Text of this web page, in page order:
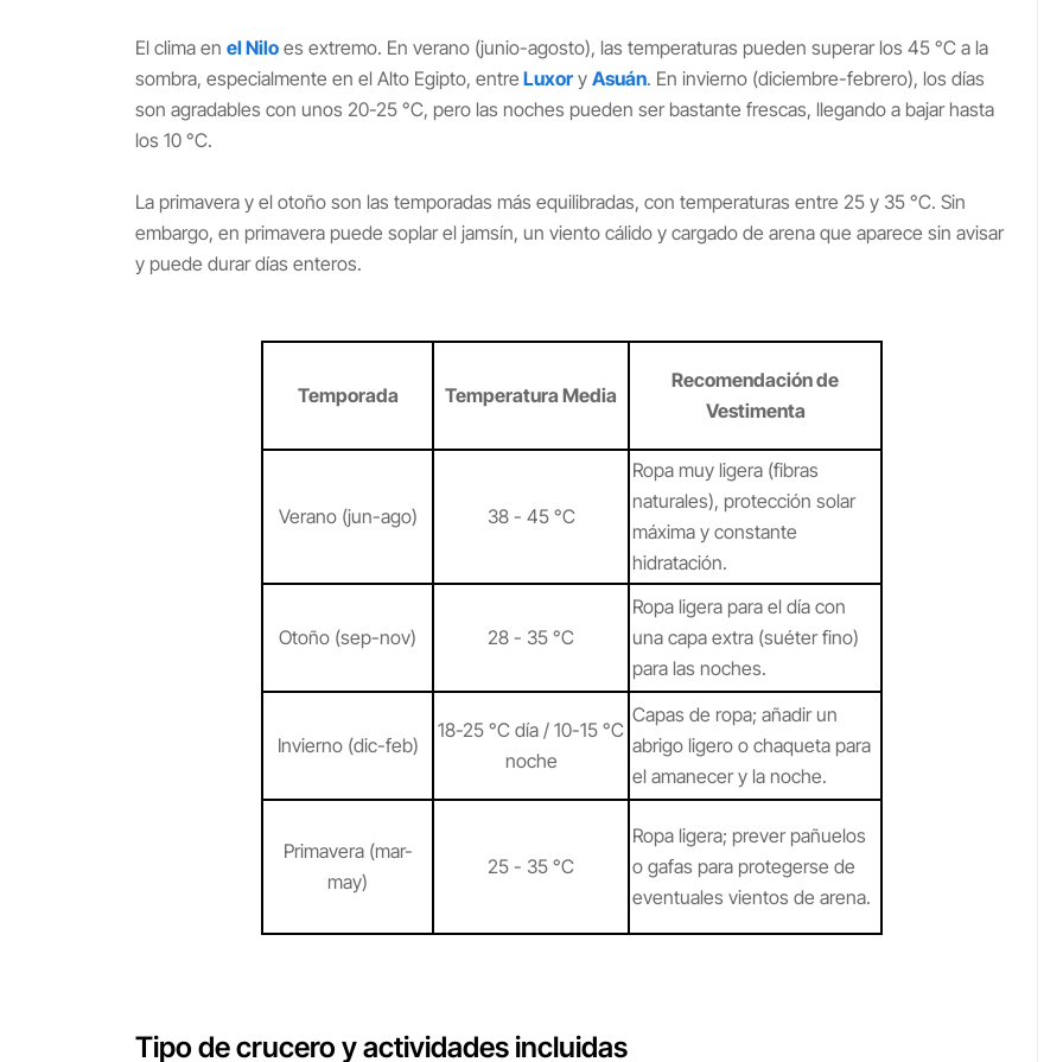
El clima en el Nilo es extremo. En verano (junio-agosto), las temperaturas pueden superar los 45 °C a la
sombra, especialmente en el Alto Egipto, entre Luxor y Asuán. En invierno (diciembre-febrero), los días
son agradables con unos 20-25 °C, pero las noches pueden ser bastante frescas, llegando a bajar hasta
los 10 °C.
La primavera y el otoño son las temporadas más equilibradas, con temperaturas entre 25 y 35 °C. Sin
embargo, en primavera puede soplar el jamsín, un viento cálido y cargado de arena que aparece sin avisar
y puede durar días enteros.
Temporada Temperatura Media
Recomendación de
Vestimenta
Verano (jun-ago) 38 - 45 °C
Ropa muy ligera (fibras
naturales), protección solar
máxima y constante
hidratación.
Otoño (sep-nov) 28 - 35 °C
Ropa ligera para el día con
una capa extra (suéter fino)
para las noches.
Invierno (dic-feb)
18-25 °C día / 10-15 °C
noche
Capas de ropa; añadir un
abrigo ligero o chaqueta para
el amanecer y la noche.
Primavera (mar-
may)
25 - 35 °C
Ropa ligera; prever pañuelos
o gafas para protegerse de
eventuales vientos de arena.
Tipo de crucero y actividades incluidas